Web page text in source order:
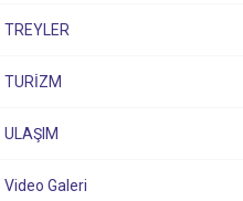
TREYLER
TURİZM
ULAŞIM
Video Galeri